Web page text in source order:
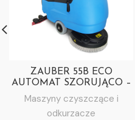
ZAUBER 55B ECO
AUTOMAT SZORUJĄCO –
Maszyny czyszczące i
odkurzacze